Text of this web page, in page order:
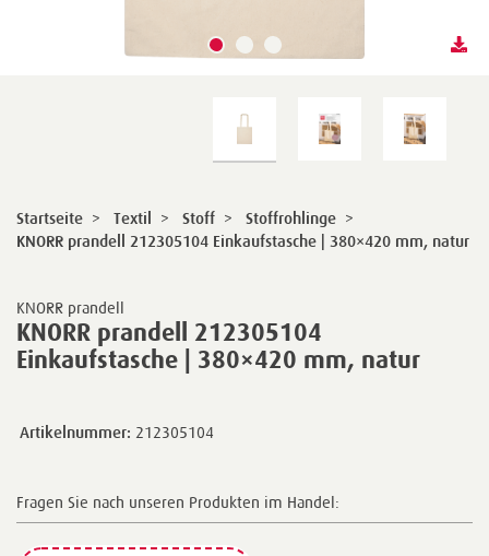
KNORR prandell
KNORR prandell 212305104
Einkaufstasche | 380×420 mm, natur
Startseite > Textil > Stoff > Stoffrohlinge >
KNORR prandell 212305104 Einkaufstasche | 380×420 mm, natur
Artikelnummer: 212305104
Fragen Sie nach unseren Produkten im Handel: